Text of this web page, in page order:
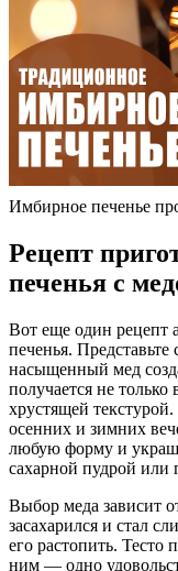
Имбирное печенье
Рецепт
печенья с
Вот еще один рецепт
печенья.
насыщенный мед
получается не
хрустящей
осенних и зимних
любую форму и
сахарной пудрой или
Выбор меда зависит
засахарился и стал
его растопить. Тесто
ним — одно